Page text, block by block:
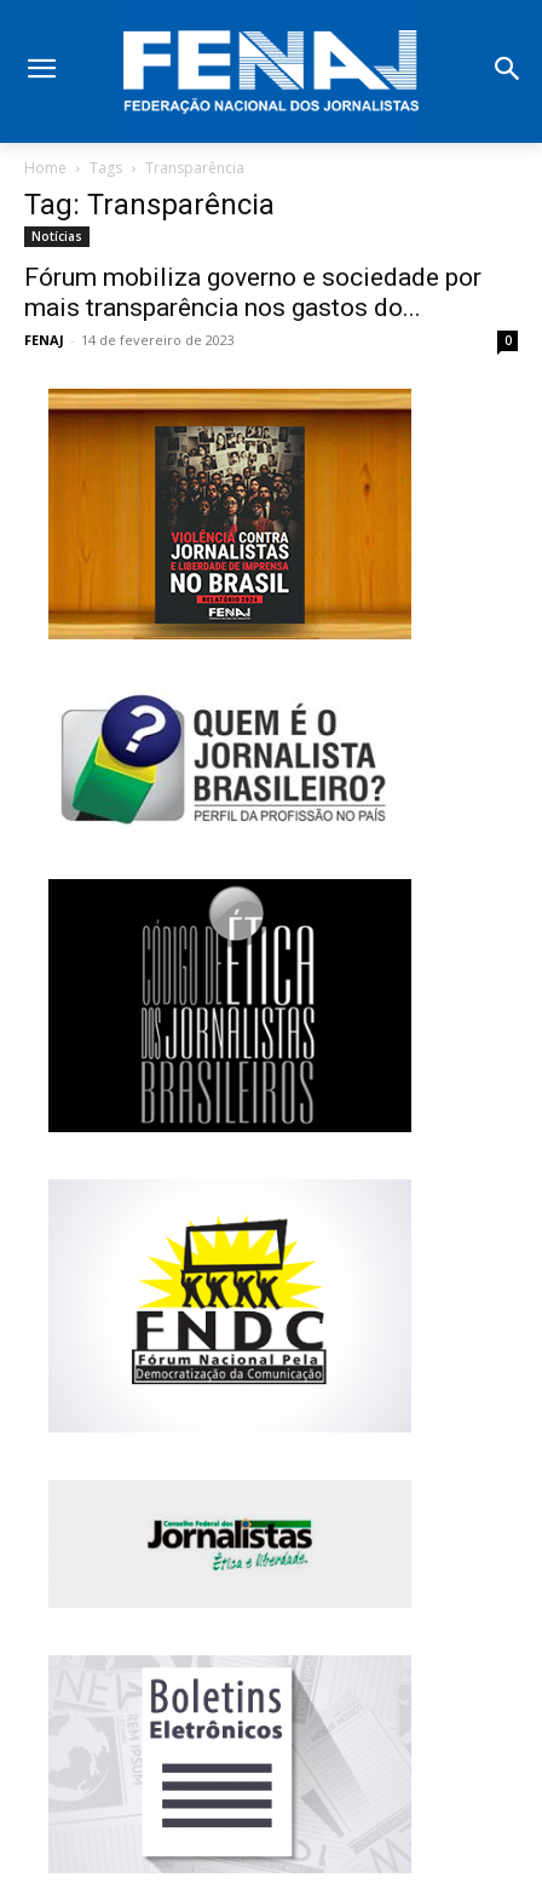
Home Tags Transparência
Tag: Transparência
Notícias
Fórum mobiliza governo e sociedade por
mais transparência nos gastos do...
FENAJ - 14 de fevereiro de 2023 0